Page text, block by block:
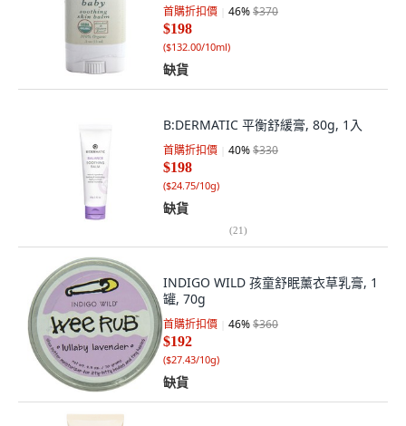
首購折扣價 46%$370
$198
($132.00/10ml)
缺貨
B:DERMATIC 平衡舒緩膏, 80g, 1入
首購折扣價 40%$330
$198
($24.75/10g)
缺貨
(21)
INDIGO WILD 孩童舒眠薰衣草乳膏, 1
罐, 70g
首購折扣價 46%$360
$192
($27.43/10g)
缺貨